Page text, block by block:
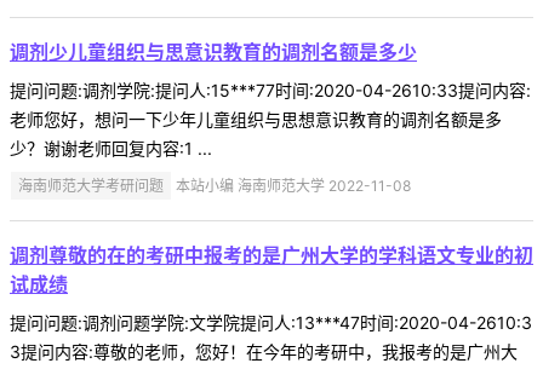
调剂少儿童组织与思意识教育的调剂名额是多少
提问问题:调剂学院:提问人:15***77时间:2020-04-2610:33提问内容:
老师您好，想问一下少年儿童组织与思想意识教育的调剂名额是多
少？谢谢老师回复内容:1 ...
海南师范大学考研问题 本站小编 海南师范大学 2022-11-08
调剂尊敬的在的考研中报考的是广州大学的学科语文专业的初
试成绩
提问问题:调剂问题学院:文学院提问人:13***47时间:2020-04-2610:3
3提问内容:尊敬的老师，您好！在今年的考研中，我报考的是广州大